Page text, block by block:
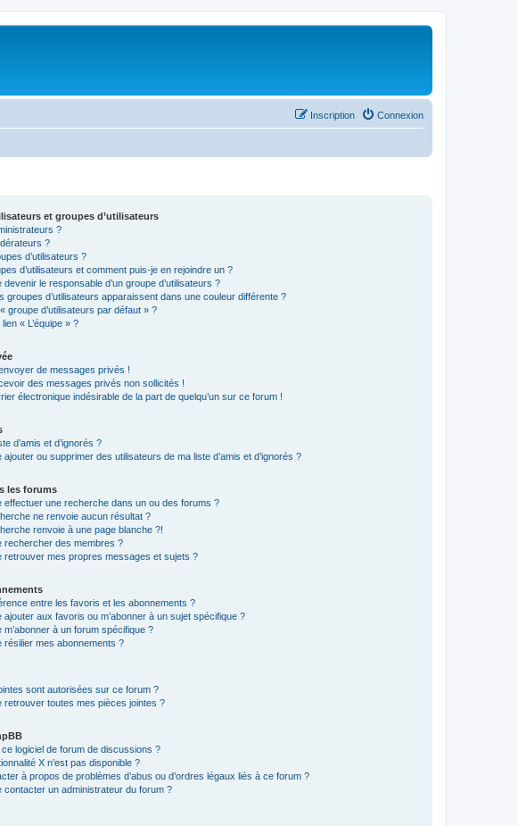
Connexion
Inscription
et groupes d’utilisateurs
?
?
d’utilisateurs ?
d’utilisateurs et comment puis-je en rejoindre un ?
le responsable d’un groupe d’utilisateurs ?
groupes d’utilisateurs apparaissent dans une couleur différente ?
groupe d’utilisateurs par défaut » ?
« L’équipe » ?
de messages privés !
des messages privés non sollicités !
électronique indésirable de la part de quelqu’un sur ce forum !
d’amis et d’ignorés ?
ajouter ou supprimer des utilisateurs de ma liste d’amis et d’ignorés ?
les forums
effectuer une recherche dans un ou des forums ?
ne renvoie aucun résultat ?
renvoie à une page blanche ?!
rechercher des membres ?
retrouver mes propres messages et sujets ?
entre les favoris et les abonnements ?
ajouter aux favoris ou m’abonner à un sujet spécifique ?
m’abonner à un forum spécifique ?
résilier mes abonnements ?
sont autorisées sur ce forum ?
retrouver toutes mes pièces jointes ?
logiciel de forum de discussions ?
X n’est pas disponible ?
à propos de problèmes d’abus ou d’ordres légaux liés à ce forum ?
contacter un administrateur du forum ?